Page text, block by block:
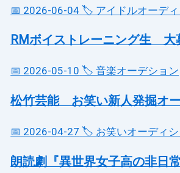
📅 2026-06-04 🏷️ アイドルオーディ
RMボイストレーニング生 大
📅 2026-05-10 🏷️ 音楽オーデション
松竹芸能 お笑い新人発掘オ
📅 2026-04-27 🏷️ お笑いオーディシ
朗読劇『異世界女子高の非日